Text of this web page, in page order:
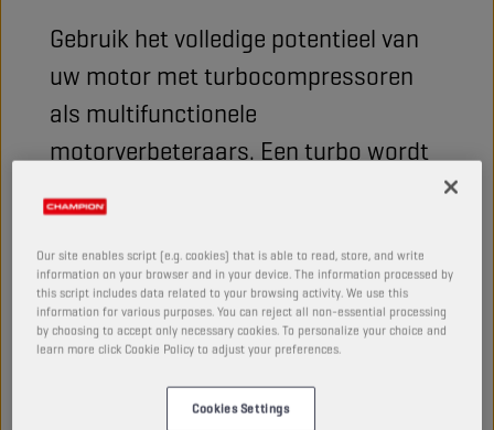
Gebruik het volledige potentieel van
uw motor met turbocompressoren
als multifunctionele
motorverbeteraars. Een turbo wordt
in een breed scala aan voertuigen
toegepast, maar hoe verhoogt een
turbo de prestaties van uw motor?
Turbocompressoren hebben het uiterlijk en de
gedefinieerd. Bij het intrappen van het pedaal wordt u
dieper in uw stoel gedrukt, terwijl een motor met een
Our site enables script (e.g. cookies) that is able to read, store, and write
information on your browser and in your device. The information processed by
this script includes data related to your browsing activity. We use this
information for various purposes. You can reject all non-essential processing
by choosing to accept only necessary cookies. To personalize your choice and
learn more click Cookie Policy to adjust your preferences.
Cookies Settings